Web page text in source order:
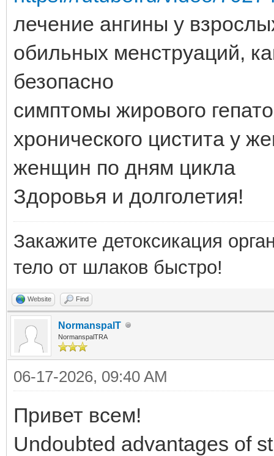
лечение ангины у
обильных менструаций,
безопасно
симптомы жирового
хронического цистита у
женщин по дням цикла
Здоровья и долголетия!
Закажите детоксикация
тело от шлаков быстро!
Website Find
NormanspalT
NormanspalTRA
06-17-2026, 09:40 AM
Привет всем!
Undoubted advantages of